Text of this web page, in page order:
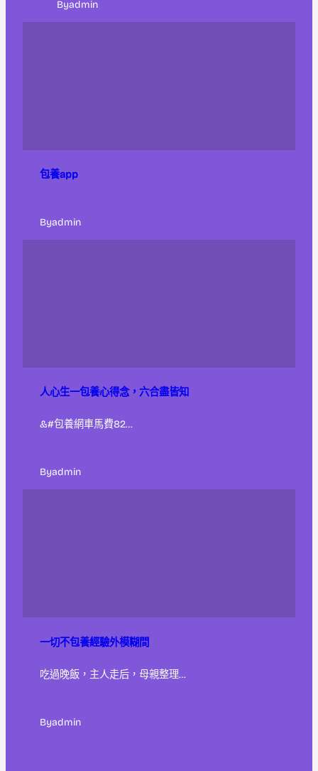
Byadmin
包養app
Byadmin
人心生一包養心得念，六合盡皆知
&#包養網車馬費82…
Byadmin
一切不包養經驗外模糊間
吃過晚飯，主人走后，母親整理…
Byadmin